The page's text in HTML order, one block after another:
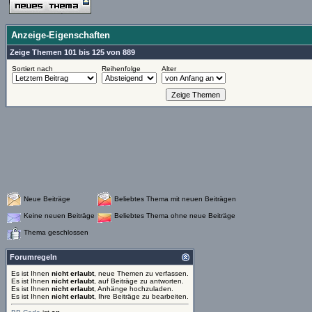
Anzeige-Eigenschaften
Zeige Themen 101 bis 125 von 889
Sortiert nach Reihenfolge Alter
Neue Beiträge Beliebtes Thema mit neuen Beiträgen
Keine neuen Beiträge Beliebtes Thema ohne neue Beiträge
Thema geschlossen
Forumregeln
Es ist Ihnen nicht erlaubt, neue Themen zu verfassen.
Es ist Ihnen nicht erlaubt, auf Beiträge zu antworten.
Es ist Ihnen nicht erlaubt, Anhänge hochzuladen.
Es ist Ihnen nicht erlaubt, Ihre Beiträge zu bearbeiten.